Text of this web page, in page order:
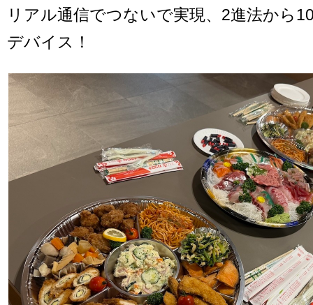
リアル通信でつないで実現、2進法から
デバイス！